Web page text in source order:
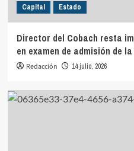
Capital Estado
Director del Cobach resta
en examen de admisión de la
Redacción 14 julio, 2026